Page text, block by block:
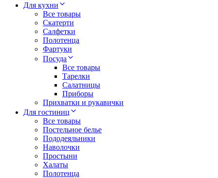
Для кухни
Все товары
Скатерти
Салфетки
Полотенца
Фартуки
Посуда
Все товары
Тарелки
Салатницы
Приборы
Прихватки и рукавички
Для гостиниц
Все товары
Постельное белье
Пододеяльники
Наволочки
Простыни
Халаты
Полотенца